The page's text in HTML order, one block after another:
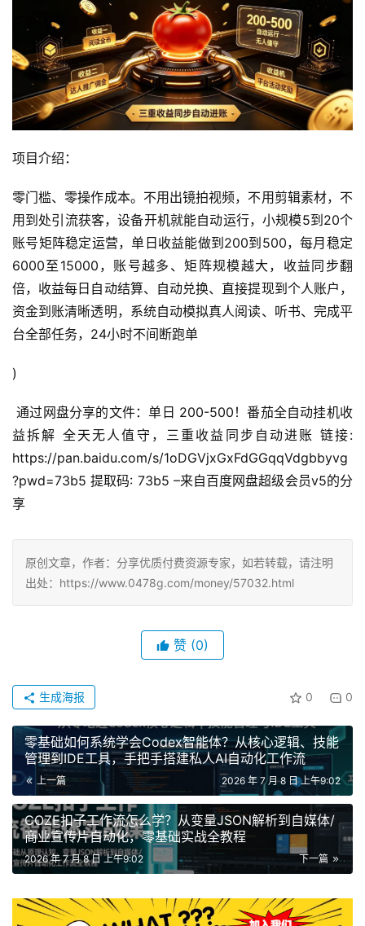
项目介绍：
零门槛、零操作成本。不用出镜拍视频，不用剪辑素材，不
用到处引流获客，设备开机就能自动运行，小规模5到20个
账号矩阵稳定运营，单日收益能做到200到500，每月稳定
6000至15000，账号越多、矩阵规模越大，收益同步翻
倍，收益每日自动结算、自动兑换、直接提现到个人账户，
资金到账清晰透明，系统自动模拟真人阅读、听书、完成平
台全部任务，24小时不间断跑单
)
通过网盘分享的文件：单日 200-500！番茄全自动挂机收
益拆解 全天无人值守，三重收益同步自动进账 链接:
https://pan.baidu.com/s/1oDGVjxGxFdGGqqVdgbbyvg
?pwd=73b5 提取码: 73b5 –来自百度网盘超级会员v5的分
享
原创文章，作者：分享优质付费资源专家，如若转载，请注明
出处：https://www.0478g.com/money/57032.html
赞 (0)
0 0
生成海报
零基础如何系统学会Codex智能体？从核心逻辑、技能
管理到IDE工具，手把手搭建私人AI自动化工作流
上一篇 2026 年 7 月 8 日 上午9:02
COZE扣子工作流怎么学？从变量JSON解析到自媒体/
商业宣传片自动化，零基础实战全教程
下一篇
2026 年 7 月 8 日 上午9:02